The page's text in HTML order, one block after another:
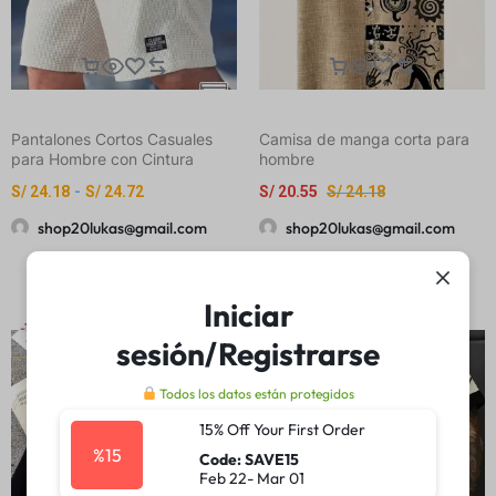
Pantalones Cortos Casuales
para Hombre con Cintura
Poliéster, Bolsillos para Uso
Diario, Playa o Actividades al
Aire Libre | Pantalones Cortos
con Cintura Ajustable |
S/ 24.18 - S/ 24.72
shop20lukas@gmail.com
Camisa de manga corta para
hombre
S/24.18
S/ 20.55
shop20lukas@gmail.com
-15% -15%
Iniciar
sesión/Registrarse
Todos los datos están protegidos
%15
15% Off Your First Order
Code: SAVE15
Feb 22- Mar 01